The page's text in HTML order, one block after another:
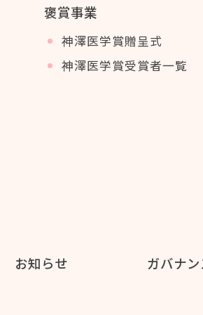
褒賞事業
神澤医学賞贈呈式
神澤医学賞受賞者一覧
お知らせ ガバナ